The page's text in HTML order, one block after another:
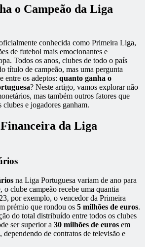
o Campeão da Liga
conhecida como Primeira Liga,
de futebol mais emocionantes e
Todos os anos, clubes de todo o país
título de campeão, mas uma pergunta
entre os adeptos: quanto ganha o
? Neste artigo, vamos explorar não
mas também outros fatores que
e jogadores ganham.
da Liga
na Liga Portuguesa variam de ano para
o clube campeão recebe uma quantia
por exemplo, o vencedor da Primeira
prémio que rondou os 5 milhões de euros.
do total distribuído entre todos os clubes
ser superior a 30 milhões de euros em
dependendo de contratos de televisão e